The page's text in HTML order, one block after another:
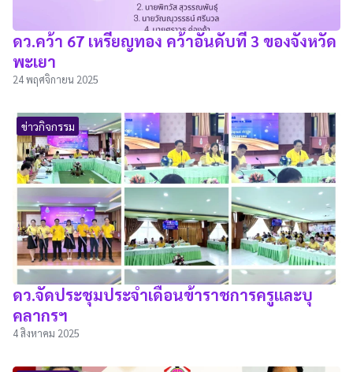
ดว.คว้า 67 เหรียญทอง คว้าอันดับที่ 3 ของจังหวัด
พะเยา
24 พฤศจิกายน 2025
ข่าวกิจกรรม
ดว.จัดประชุมประจำเดือนข้าราชการครูและบุ
คลากรฯ
4 สิงหาคม 2025